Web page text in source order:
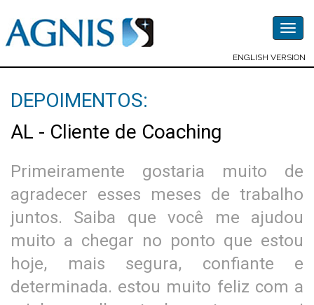
ENGLISH VERSION
DEPOIMENTOS:
AL - Cliente de Coaching
Primeiramente gostaria muito de
agradecer esses meses de trabalho
juntos. Saiba que você me ajudou
muito a chegar no ponto que estou
hoje, mais segura, confiante e
determinada. estou muito feliz com a